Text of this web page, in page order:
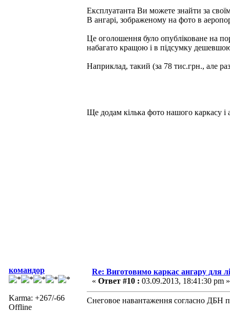
Експлуатанта Ви можете знайти за
В ангарі, зображеному на фото в
Це оголошення було опубліковане на
набагато кращою і в підсумку дешевшою
Наприклад, такий (за 78 тис.грн., але
Ще додам кілька фото нашого каркасу і
командор
Karma: +267/-66
Offline
Re: Виготовимо каркас ангару для
« Ответ #10 : 03.09.2013, 18:41:30 pm »
Снеговое навантаження согласно ДБН